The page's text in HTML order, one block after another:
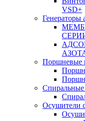
VSD+
Генераторы
Поршневые
Осушители